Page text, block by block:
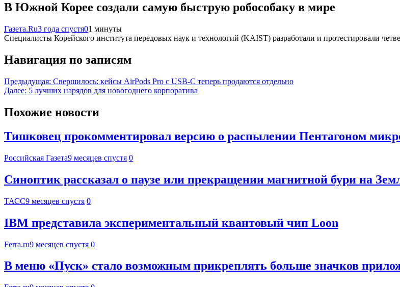
В Южной Корее создали самую быструю робособаку в мире
Газета.Ru3 года спустя01 минуты
Специалисты Корейского института передовых наук и технологий (KAIST) разработали и протестировали
Навигация по записям
Предыдущая: Свершилось: кейсы AirPods Pro с USB-C теперь продаются отдельно
Далее: 5 лучших нарядов для новогоднего корпоратива
Похожие новости
Тишковец прокомментировал версию о распылении Пентагоном
Российская Газета9 месяцев спустя 0
Синоптик рассказал о паузе или прекращении магнитной бури на
ТАСС9 месяцев спустя 0
IBM представила экспериментальный квантовый чип Loon
Ferra.ru9 месяцев спустя 0
В меню «Пуск» стало возможным прикреплять больше значков